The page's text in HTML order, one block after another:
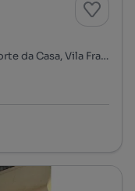
Forte da Casa, Póvoa de Santa Iria e Forte da Casa, Vila Franca de Xira, Lisboa